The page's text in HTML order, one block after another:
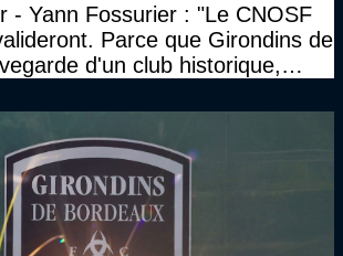
- Yann Fossurier : "Le CNOSF
Parce que Girondins de
d'un club historique,